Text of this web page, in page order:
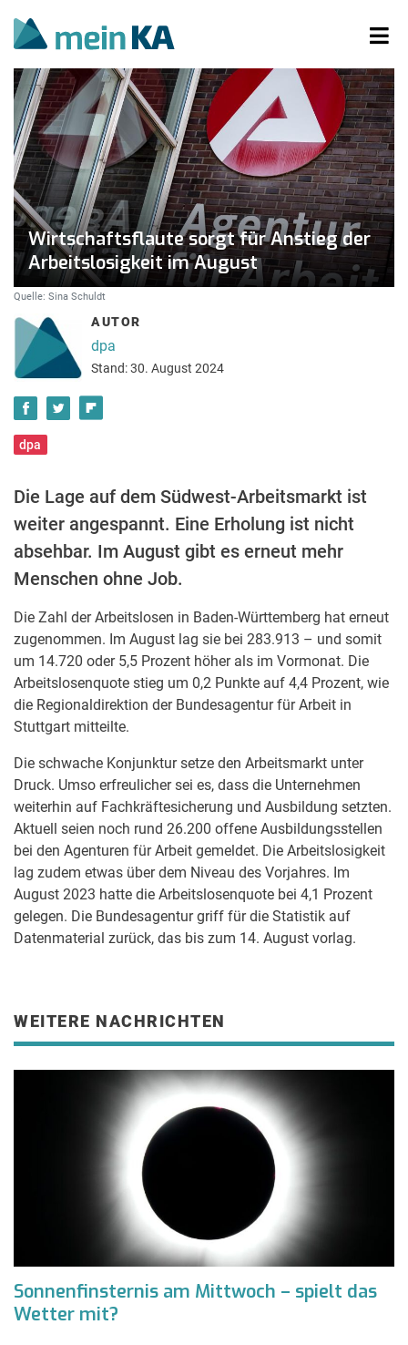
Wirtschaftsflaute sorgt für Anstieg der
Arbeitslosigkeit im August
Quelle: Sina Schuldt
AUTOR
dpa
Stand: 30. August 2024
dpa
Die Lage auf dem Südwest-Arbeitsmarkt ist
weiter angespannt. Eine Erholung ist nicht
absehbar. Im August gibt es erneut mehr
Menschen ohne Job.
Die Zahl der Arbeitslosen in Baden-Württemberg hat erneut
zugenommen. Im August lag sie bei 283.913 – und somit
um 14.720 oder 5,5 Prozent höher als im Vormonat. Die
Arbeitslosenquote stieg um 0,2 Punkte auf 4,4 Prozent, wie
die Regionaldirektion der Bundesagentur für Arbeit in
Stuttgart mitteilte.
Die schwache Konjunktur setze den Arbeitsmarkt unter
Druck. Umso erfreulicher sei es, dass die Unternehmen
weiterhin auf Fachkräftesicherung und Ausbildung setzten.
Aktuell seien noch rund 26.200 offene Ausbildungsstellen
bei den Agenturen für Arbeit gemeldet. Die Arbeitslosigkeit
lag zudem etwas über dem Niveau des Vorjahres. Im
August 2023 hatte die Arbeitslosenquote bei 4,1 Prozent
gelegen. Die Bundesagentur griff für die Statistik auf
Datenmaterial zurück, das bis zum 14. August vorlag.
WEITERE NACHRICHTEN
Sonnenfinsternis am Mittwoch – spielt das
Wetter mit?